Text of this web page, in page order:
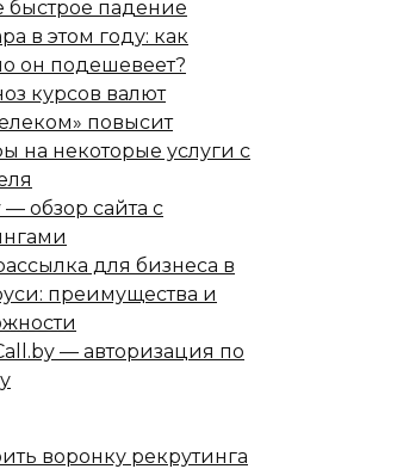
быстрое падение
в этом году: как
он подешевеет?
курсов валют
повысит
на некоторые услуги с
— обзор сайта с
для бизнеса в
преимущества и
— авторизация по
воронку рекрутинга